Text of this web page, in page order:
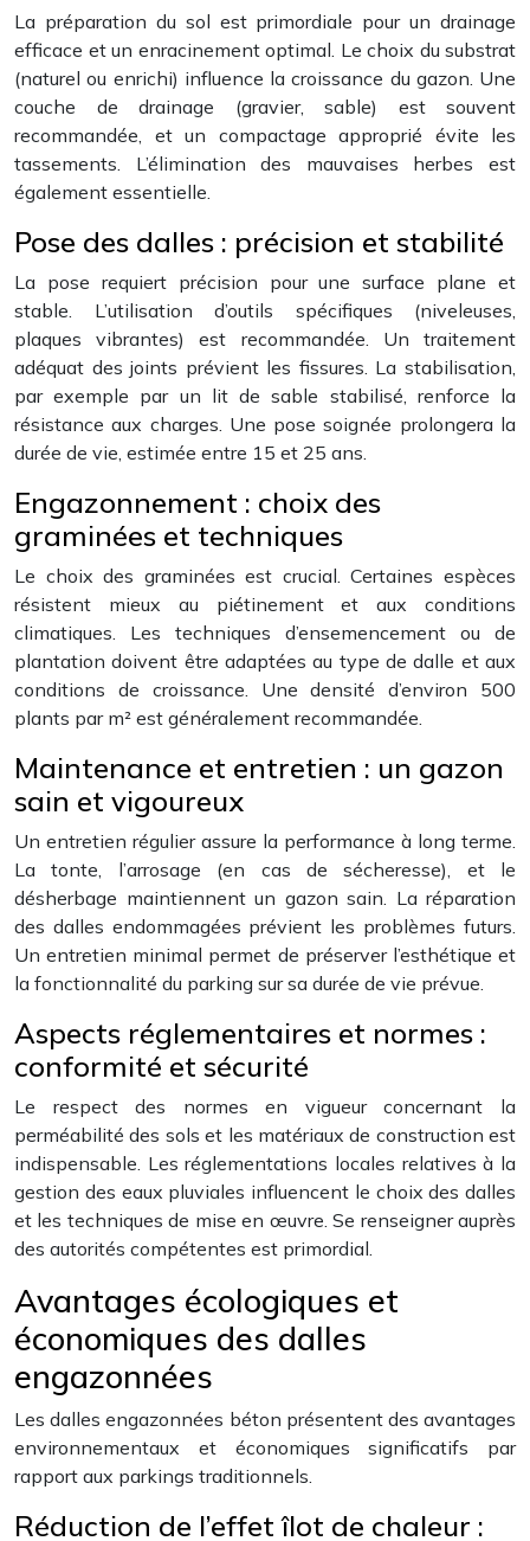
La préparation du sol est primordiale pour un drainage
efficace et un enracinement optimal. Le choix du substrat
(naturel ou enrichi) influence la croissance du gazon. Une
couche de drainage (gravier, sable) est souvent
recommandée, et un compactage approprié évite les
tassements. L’élimination des mauvaises herbes est
également essentielle.
Pose des dalles : précision et stabilité
La pose requiert précision pour une surface plane et
stable. L’utilisation d’outils spécifiques (niveleuses,
plaques vibrantes) est recommandée. Un traitement
adéquat des joints prévient les fissures. La stabilisation,
par exemple par un lit de sable stabilisé, renforce la
résistance aux charges. Une pose soignée prolongera la
durée de vie, estimée entre 15 et 25 ans.
Engazonnement : choix des
graminées et techniques
Le choix des graminées est crucial. Certaines espèces
résistent mieux au piétinement et aux conditions
climatiques. Les techniques d’ensemencement ou de
plantation doivent être adaptées au type de dalle et aux
conditions de croissance. Une densité d’environ 500
plants par m² est généralement recommandée.
Maintenance et entretien : un gazon
sain et vigoureux
Un entretien régulier assure la performance à long terme.
La tonte, l’arrosage (en cas de sécheresse), et le
désherbage maintiennent un gazon sain. La réparation
des dalles endommagées prévient les problèmes futurs.
Un entretien minimal permet de préserver l’esthétique et
la fonctionnalité du parking sur sa durée de vie prévue.
Aspects réglementaires et normes :
conformité et sécurité
Le respect des normes en vigueur concernant la
perméabilité des sols et les matériaux de construction est
indispensable. Les réglementations locales relatives à la
gestion des eaux pluviales influencent le choix des dalles
et les techniques de mise en œuvre. Se renseigner auprès
des autorités compétentes est primordial.
Avantages écologiques et
économiques des dalles
engazonnées
Les dalles engazonnées béton présentent des avantages
environnementaux et économiques significatifs par
rapport aux parkings traditionnels.
Réduction de l’effet îlot de chaleur :